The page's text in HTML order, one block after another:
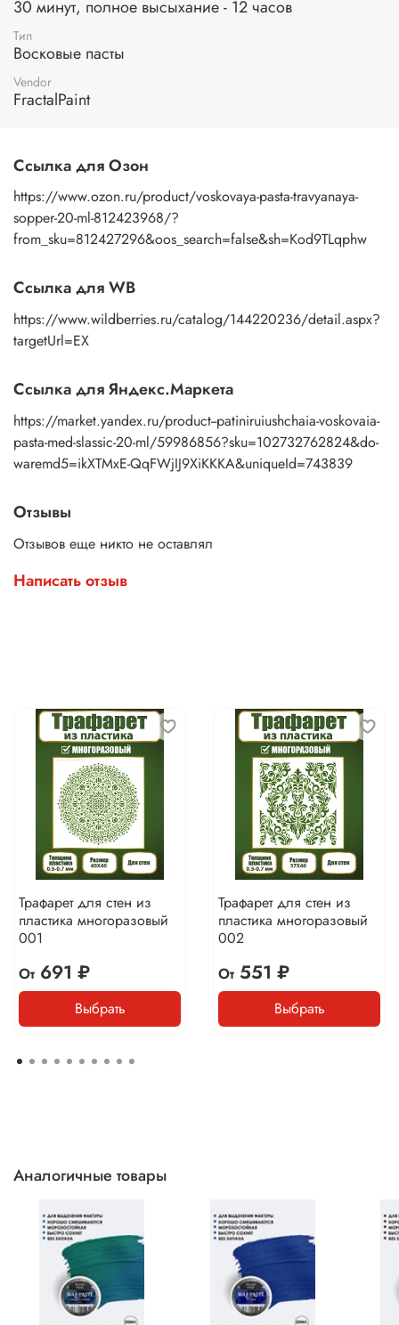
старины и роскоши.
Подходящие поверхности:
картон, ДВП, ДСП, грунтованный холст, ткани, стекло,
пластмассы, грунтованный металл, бетон, кирпич, гипс,
природный камень, штукатурка и др.
Составом:
воск состоит из натурального воска и
апельсинового масла и пигмента, восковая паста из
воска, пигмента, акриловая дисперсия, загуститель,
консервант.
Консистенции:восковая паста более пластичная по
Разбавлением: восковую пасту можно разбавить водой, а
воск скипидаром и апельсиновым маслом.
В обоих случаях, патинирующая восковая паста и воск
результатов. Выбор между ними зависит от предпочтений
и требований конкретного проекта.
30 минут, полное высыхание - 12 часов
Тип
Восковые пасты
Vendor
FractalPaint
Ссылка для Озон
https://www.ozon.ru/product/voskovaya-pasta-travyanaya-
sopper-20-ml-812423968/?
from_sku=812427296&oos_search=false&sh=Kod9TLqphw
Ссылка для WB
https://www.wildberries.ru/catalog/144220236/detail.aspx?
targetUrl=EX
Ссылка для Яндекс.Маркета
https://market.yandex.ru/product--patiniruiushchaia-voskovaia-
pasta-med-slassic-20-ml/59986856?sku=102732762824&do-
waremd5=ikXTMxE-QqFWjIJ9XiKKKA&uniqueId=743839
Отзывы
Отзывов еще никто не оставлял
Написать отзыв
Трафарет для стен из
пластика многоразовый
001
От691 ₽
Выбрать
Трафарет для стен из
пластика многоразовый
002
От551 ₽
Выбрать
Аналогичные товары